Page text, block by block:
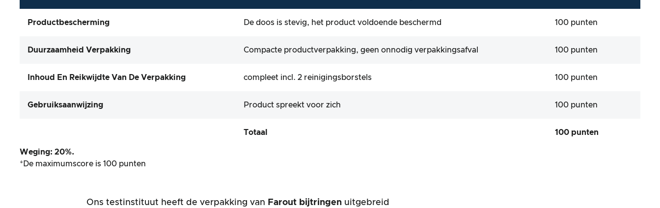
Productbescherming De doos is stevig, het product voldoende beschermd 100 punten
Duurzaamheid Verpakking Compacte productverpakking, geen onnodig verpakkingsafval 100 punten
Inhoud En Reikwijdte Van De Verpakking compleet incl. 2 reinigingsborstels 100 punten
Gebruiksaanwijzing Product spreekt voor zich 100 punten
Totaal 100 punten
Weging: 20%.
*De maximumscore is 100 punten
Ons testinstituut heeft de verpakking van Farout bijtringen uitgebreid